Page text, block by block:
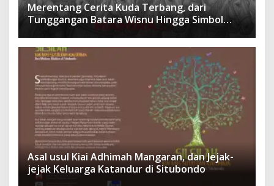
Merentang Cerita Kuda Terbang, dari
Tunggangan Batara Wisnu Hingga Simbol
Asal usul Kiai Adhimah Mangaran, dan Jejak-
jejak Keluarga Katandur di Situbondo